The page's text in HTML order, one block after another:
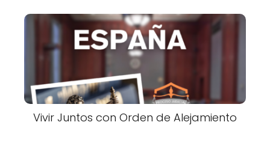
Vivir Juntos con Orden de Alejamiento